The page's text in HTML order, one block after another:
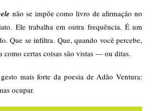
não se impõe como livro de afirmação no
Ele trabalha em outra frequência. É um
Que se infiltra. Que, quando você percebe,
como certas coisas são vistas — ou ditas.
mais forte da poesia de Adão Ventura:
ocupar.